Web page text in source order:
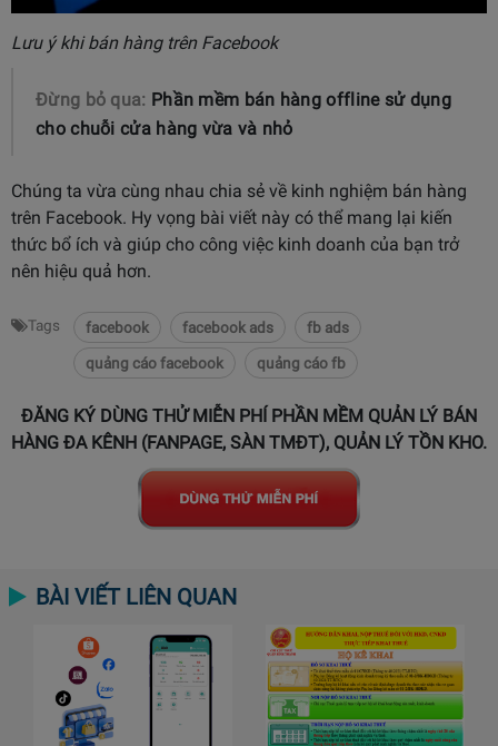
Lưu ý khi bán hàng trên Facebook
Đừng bỏ qua: Phần mềm bán hàng offline sử dụng
cho chuỗi cửa hàng vừa và nhỏ
Chúng ta vừa cùng nhau chia sẻ về kinh nghiệm bán hàng
trên Facebook. Hy vọng bài viết này có thể mang lại kiến
thức bổ ích và giúp cho công việc kinh doanh của bạn trở
nên hiệu quả hơn.
Tags facebook facebook ads
fb ads
quảng cáo facebook
quảng cáo fb
ĐĂNG KÝ DÙNG THỬ MIỄN PHÍ PHẦN MỀM QUẢN LÝ BÁN
HÀNG ĐA KÊNH (FANPAGE, SÀN TMĐT), QUẢN LÝ TỒN KHO.
BÀI VIẾT LIÊN QUAN